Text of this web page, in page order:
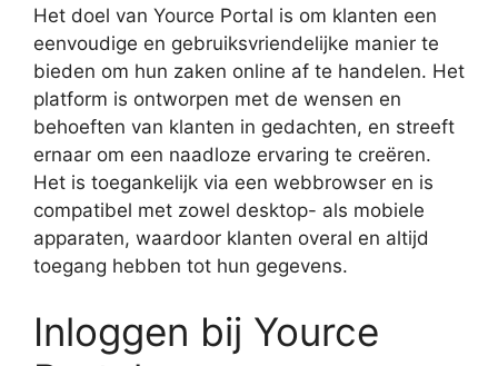
Het doel van Yource Portal is om klanten een
eenvoudige en gebruiksvriendelijke manier te
bieden om hun zaken online af te handelen. Het
platform is ontworpen met de wensen en
behoeften van klanten in gedachten, en streeft
ernaar om een naadloze ervaring te creëren.
Het is toegankelijk via een webbrowser en is
compatibel met zowel desktop- als mobiele
apparaten, waardoor klanten overal en altijd
toegang hebben tot hun gegevens.
Inloggen bij Yource